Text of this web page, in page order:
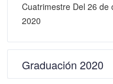
Cuatrimestre Del 26 de
2020
Graduación 2020